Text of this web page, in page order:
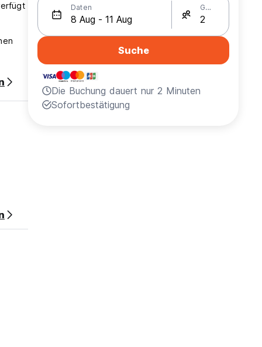
Daten Gäste
Suche
Die Buchung dauert nur 2 Minuten
Sofortbestätigung